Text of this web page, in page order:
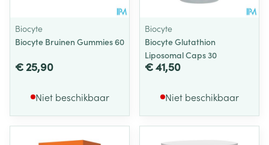
Biocyte
Biocyte Bruinen Gummies 60
€ 25,90
Niet beschikbaar
Biocyte
Biocyte Glutathion
Liposomal Caps 30
€ 41,50
Niet beschikbaar